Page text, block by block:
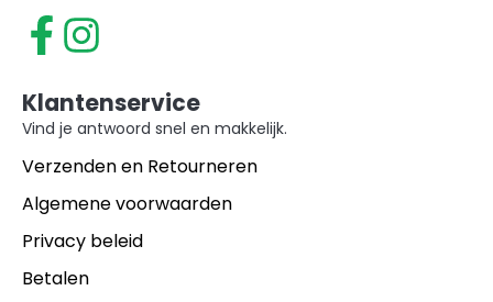
Klantenservice
Vind je antwoord snel en makkelijk.
Verzenden en Retourneren
Algemene voorwaarden
Privacy beleid
Betalen